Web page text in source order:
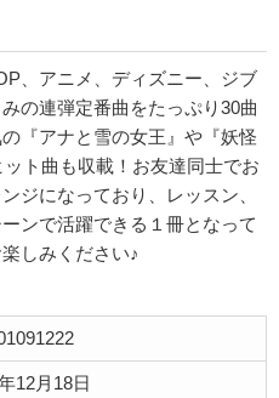
、アニメ、ディズニー、ジブ
の連弾定番曲をたっぷり30曲
『アナと雪の女王』や『妖怪
ト曲も収載！お友達同士でお
ジになっており、レッスン、
ンで活躍できる１冊となって
しみください♪
12月18日